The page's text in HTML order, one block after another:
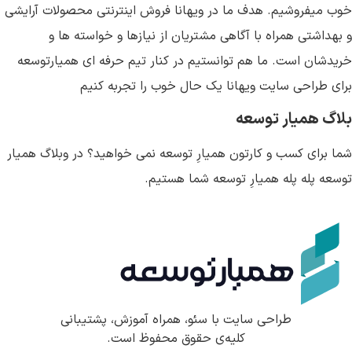
خوب میفروشیم. هدف ما در ویهانا فروش اینترنتی محصولات آرایشی
و بهداشتی همراه با آگاهی مشتریان از نیازها و خواسته ها و
خریدشان است. ما هم توانستیم در کنار تیم حرفه ای همیارتوسعه
برای طراحی سایت ویهانا یک حال خوب را تجربه کنیم
بلاگ همیار توسعه
شما برای کسب و کارتون همیارِ توسعه نمی خواهید؟ در وبلاگ همیار
توسعه پله پله همیارِ توسعه شما هستیم.
طراحی سایت با سئو، همراه آموزش، پشتیبانی
کلیه‌ی حقوق محفوظ است.